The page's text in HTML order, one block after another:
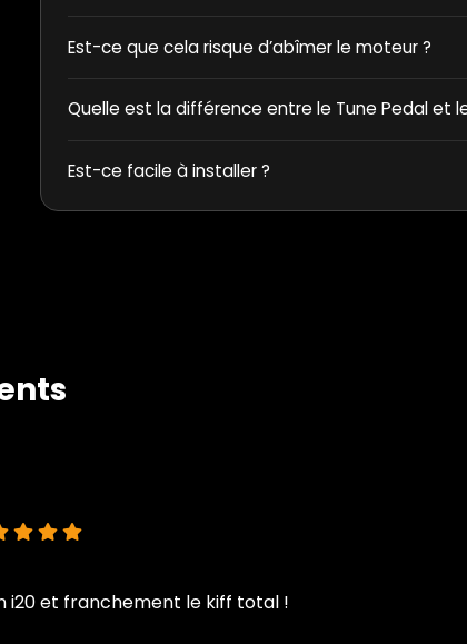
Est-ce que cela risque d’abîmer le moteur ?
Quelle est la différence entre le Tune Pedal et
Est-ce facile à installer ?
i20 et franchement le kiff total !